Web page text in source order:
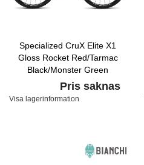
Specialized CruX Elite X1
Gloss Rocket Red/Tarmac
Black/Monster Green
Pris saknas
Visa lagerinformation